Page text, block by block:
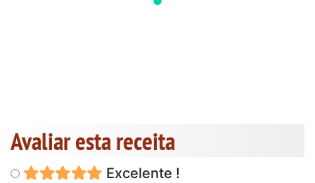
Avaliar esta receita
Excelente !